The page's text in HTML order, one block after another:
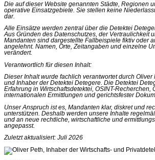
Die auf dieser Website genannten Städte, Regionen
operative Einsatzgebiete. Sie stellen keine
dar.
Alle Einsätze werden zentral über die Detektei
Aus Gründen des Datenschutzes, der Vertraulichkeit
Mandanten sind dargestellte Fallbeispiele fiktiv oder
angelehnt. Namen, Orte, Zeitangaben und einzelne
verändert.
Verantwortlich für diesen Inhalt:
Dieser Inhalt wurde fachlich verantwortet durch Oliver
und Inhaber der Detektei Detegere. Die Detektei
Erfahrung in Wirtschaftsdetektei, OSINT-Recherchen,
internationalen Ermittlungen und gerichtsfester
Unser Anspruch ist es, Mandanten klar, diskret und
unterstützen. Deshalb werden unsere Inhalte
und an neue rechtliche, wirtschaftliche und
angepasst.
Zuletzt aktualisiert: Juli 2026